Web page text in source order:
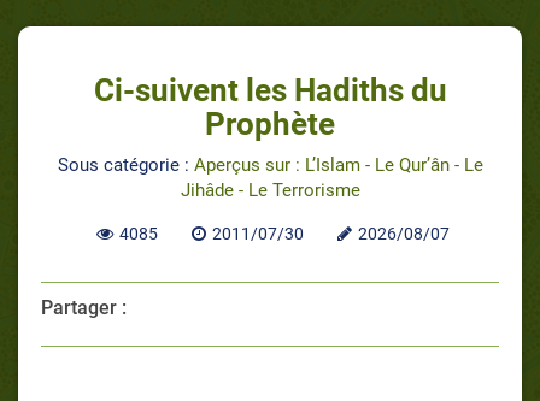
Ci-suivent les Hadiths du
Prophète
Sous catégorie : Aperçus sur : L’Islam - Le Qur’ân - Le
Jihâde - Le Terrorisme
4085 2011/07/30 2026/08/07
Partager :